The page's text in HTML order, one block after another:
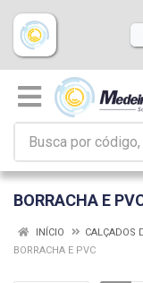
BORRACHA E
INÍCIO
CALÇADOS
BORRACHA E PVC